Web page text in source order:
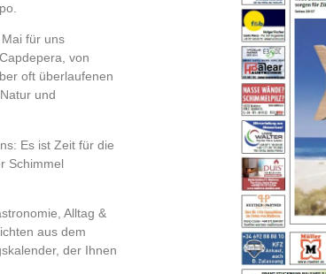
für uns
von
oft überlaufenen
und
Es ist Zeit für die
Schimmel
Alltag &
aus dem
der Ihnen